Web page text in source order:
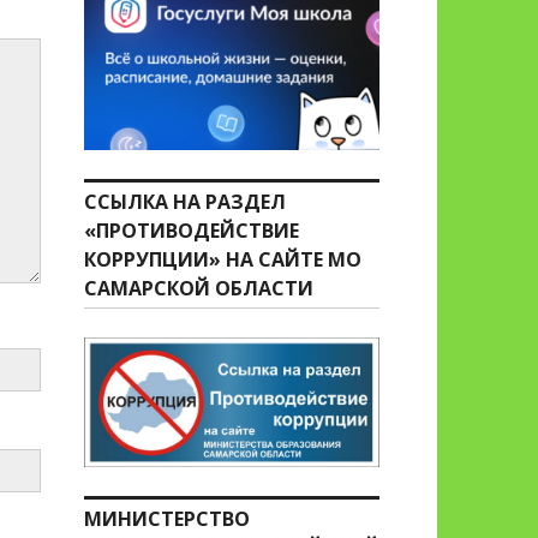
ССЫЛКА НА РАЗДЕЛ
«ПРОТИВОДЕЙСТВИЕ
КОРРУПЦИИ» НА САЙТЕ МО
САМАРСКОЙ ОБЛАСТИ
МИНИСТЕРСТВО